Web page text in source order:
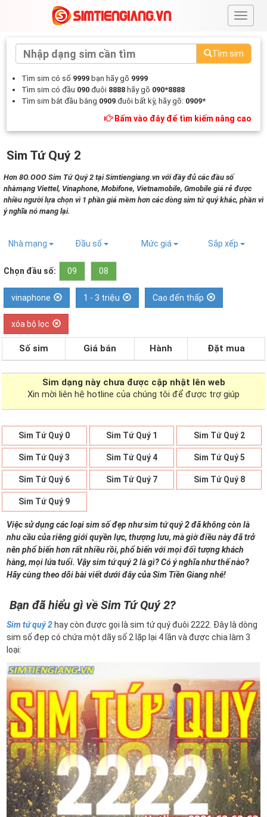
#
Tìm sim
Tìm sim có số 9999 bạn hãy gõ 9999
Tìm sim có đầu 090 đuôi 8888 hãy gõ 090*8888
Tìm sim bắt đầu bằng 0909 đuôi bất kỳ, hãy gõ: 0909*
Bấm vào đây để tìm kiếm nâng cao
Sim Tứ Quý 2
Hơn 8O.OOO Sim Tứ Quý 2 tại Simtiengiang.vn với đầy đủ các đầu số
nhàmạng Viettel, Vinaphone, Mobifone, Vietnamobile, Gmobile giá rẻ được
nhiều người lựa chọn vì 1 phần giá mềm hơn các dòng sim tứ quý khác, phần vì
ý nghĩa nó mang lại.
Nhà mạng Đầu số Mức giá Sắp xếp
Chọn đầu số: 09 08
vinaphone 1 - 3 triệu Cao đến thấp
xóa bộ lọc
Số sim Giá bán Hành Đặt mua
Sim dạng này chưa được cập nhật lên web
Xin mời liên hệ hotline của chúng tôi để được trợ giúp
Sim Tứ Quý 0 Sim Tứ Quý 1 Sim Tứ Quý 2
Sim Tứ Quý 3 Sim Tứ Quý 4 Sim Tứ Quý 5
Sim Tứ Quý 6 Sim Tứ Quý 7 Sim Tứ Quý 8
Sim Tứ Quý 9
Việc sử dụng các loại sim số đẹp như sim tứ quý 2 đã không còn là
nhu cầu của riêng giới quyền lực, thượng lưu, mà giờ điều này đã trở
nên phổ biến hơn rất nhiều rồi, phổ biến với mọi đối tượng khách
hàng, mọi lứa tuổi. Vậy sim tứ quý 2 là gì? Có ý nghĩa như thế nào?
Hãy cùng theo dõi bài viết dưới đây của Sim Tiền Giang nhé!
Bạn đã hiểu gì về Sim Tứ Quý 2?
Sim tứ quý 2 hay còn được gọi là sim tứ quý đuôi 2222. Đây là dòng
sim số đẹp có chứa một dãy số 2 lặp lại 4 lần và được chia làm 3
loại: